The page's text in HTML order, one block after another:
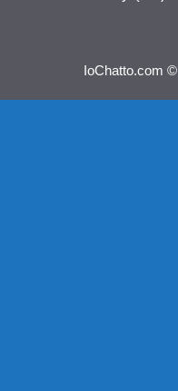
IoChatto.com